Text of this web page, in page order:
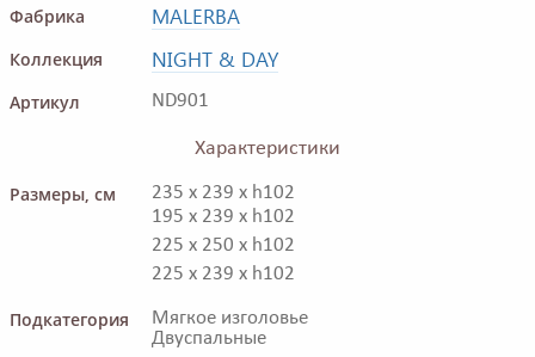
Фабрика MALERBA
Коллекция NIGHT & DAY
Артикул ND901
Характеристики
Размеры, см
235 x 239 x h102
195 x 239 x h102
225 x 250 x h102
225 x 239 x h102
Подкатегория
Мягкое изголовье
Двуспальные